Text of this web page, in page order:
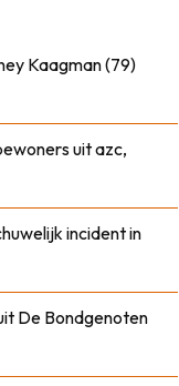
Kaagman (79)
uit azc,
incident in
De Bondgenoten